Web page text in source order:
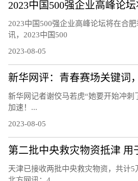
2023中国500强企业高峰论坛将在合
讯，2023中国500
2023-08-05
新华网评：青春赛场关键词
新华网记者谢佼马若虎“她要开始冲刺
加速！...
2023-08-05
天津已接收两批中央救灾物资，共计